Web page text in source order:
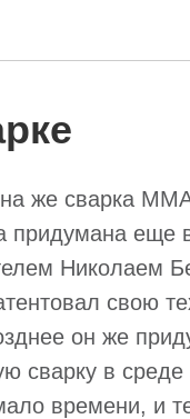
же сварка
придумана еще
Николаем
свою
он же
сварку в
времени, и